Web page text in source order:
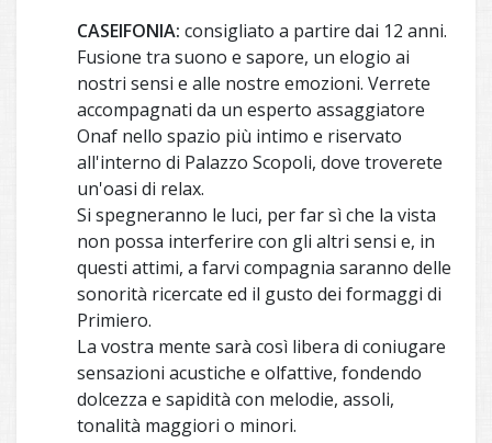
CASEIFONIA: consigliato a partire dai 12 anni.
Fusione tra suono e sapore, un elogio ai
nostri sensi e alle nostre emozioni. Verrete
accompagnati da un esperto assaggiatore
Onaf nello spazio più intimo e riservato
all'interno di Palazzo Scopoli, dove troverete
un'oasi di relax.
Si spegneranno le luci, per far sì che la vista
non possa interferire con gli altri sensi e, in
questi attimi, a farvi compagnia saranno delle
sonorità ricercate ed il gusto dei formaggi di
Primiero.
La vostra mente sarà così libera di coniugare
sensazioni acustiche e olfattive, fondendo
dolcezza e sapidità con melodie, assoli,
tonalità maggiori o minori.